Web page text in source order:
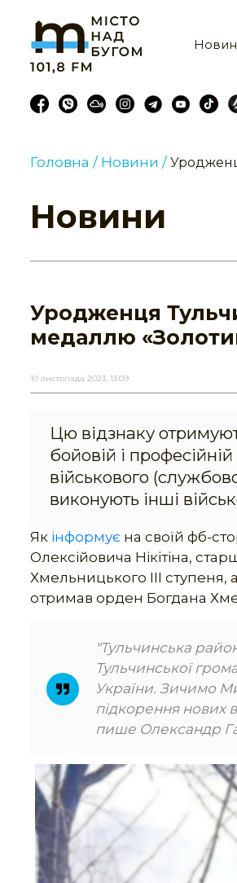
Головна / Новини /
Новини
Уродженця
медаллю
10 листопада 2023, 13:09
Цю відзнаку
бойовій і
військового
виконують інші
Як інформує на своїй фб-
Олексійовича Нікітіна,
Хмельницького ІІІ
отримав орден Богдана
"Тульчинська
Тульчинської
України. Зичимо
підкорення нових
пише Олександр